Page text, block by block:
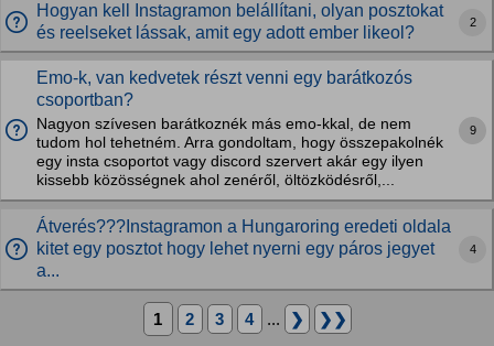
Hogyan kell Instagramon belállítani, olyan posztokat
és reelseket lássak, amit egy adott ember likeol?
2
Emo-k, van kedvetek részt venni egy barátkozós
csoportban?
Nagyon szívesen barátkoznék más emo-kkal, de nem
tudom hol tehetném. Arra gondoltam, hogy összepakolnék
egy insta csoportot vagy discord szervert akár egy ilyen
kissebb közösségnek ahol zenéről, öltözködésről,...
9
Átverés???Instagramon a Hungaroring eredeti oldala
kitet egy posztot hogy lehet nyerni egy páros jegyet
a...
4
1 2 3 4 ... ❯ ❯❯